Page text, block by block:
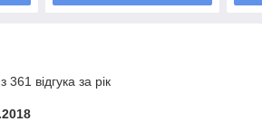
361 відгука за рік